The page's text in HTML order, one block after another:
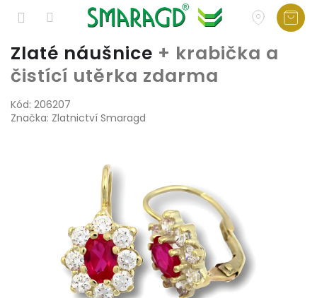
Přejít
na
obsah
Zlaté náušnice + krabička a
čistící utěrka zdarma
Kód: 206207
Značka: Zlatnictví Smaragd